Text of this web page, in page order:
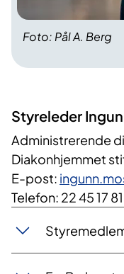
Foto: Pål A. Berg
Styreleder​
Administrerende
Diakonhjemmet
E-post:
Telefon: 22 45 17 81